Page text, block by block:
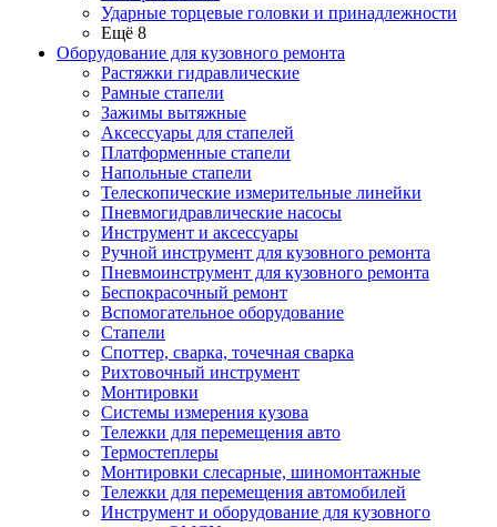
Ударные торцевые головки и принадлежности
Ещё 8
Оборудование для кузовного ремонта
Растяжки гидравлические
Рамные стапели
Зажимы вытяжные
Аксессуары для стапелей
Платформенные стапели
Напольные стапели
Телескопические измерительные линейки
Пневмогидравлические насосы
Инструмент и аксессуары
Ручной инструмент для кузовного ремонта
Пневмоинструмент для кузовного ремонта
Беспокрасочный ремонт
Вспомогательное оборудование
Стапели
Споттер, сварка, точечная сварка
Рихтовочный инструмент
Монтировки
Системы измерения кузова
Тележки для перемещения авто
Термостеплеры
Монтировки слесарные, шиномонтажные
Тележки для перемещения автомобилей
Инструмент и оборудование для кузовного